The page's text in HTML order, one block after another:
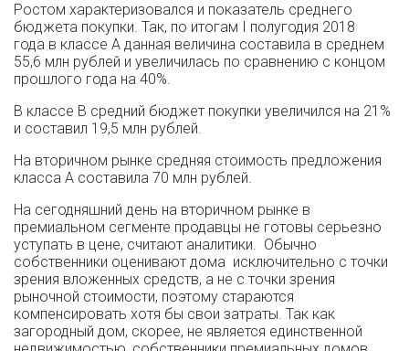
Ростом характеризовался и показатель среднего
бюджета покупки. Так, по итогам I полугодия 2018
года в классе А данная величина составила в среднем
55,6 млн рублей и увеличилась по сравнению с концом
прошлого года на 40%.
В классе В средний бюджет покупки увеличился на 21%
и составил 19,5 млн рублей.
На вторичном рынке средняя стоимость предложения
класса А составила 70 млн рублей.
На сегодняшний день на вторичном рынке в
премиальном сегменте продавцы не готовы серьезно
уступать в цене, считают аналитики. Обычно
собственники оценивают дома исключительно с точки
зрения вложенных средств, а не с точки зрения
рыночной стоимости, поэтому стараются
компенсировать хотя бы свои затраты. Так как
загородный дом, скорее, не является единственной